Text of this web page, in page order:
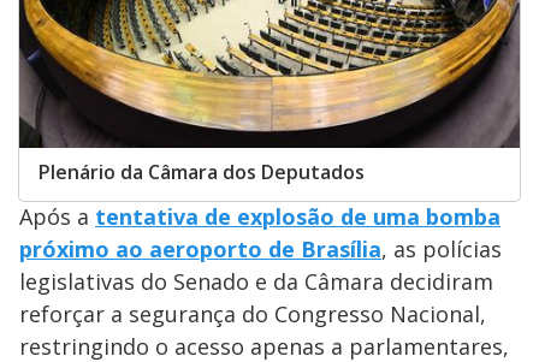
Plenário da Câmara dos Deputados
Após a tentativa de explosão de uma bomba
próximo ao aeroporto de Brasília, as polícias
legislativas do Senado e da Câmara decidiram
reforçar a segurança do Congresso Nacional,
restringindo o acesso apenas a parlamentares,